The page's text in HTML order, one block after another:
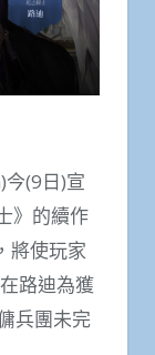
(9日)宣
》的續作
將使玩家
路迪為獲
兵團未完